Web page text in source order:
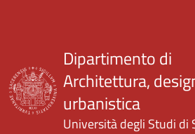
Salta
Dipartimento di
Architettura,
urbanistica
Università degli Studi di